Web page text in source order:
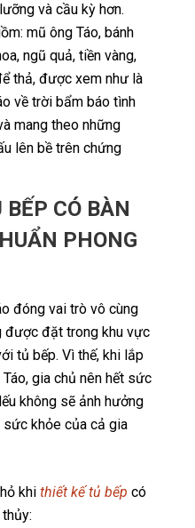
và cầu kỳ hơn.
mũ ông Táo, bánh
ngũ quả, tiền vàng,
thả, được xem như là
về trời bẩm báo tình
mang theo những
lên bề trên chứng
BẾP CÓ BÀN
PHONG
đóng vai trò vô cùng
được đặt trong khu vực
tủ bếp. Vì thế, khi lắp
gia chủ nên hết sức
không sẽ ảnh hưởng
sức khỏe của cả gia
khi thiết kế tủ bếp có